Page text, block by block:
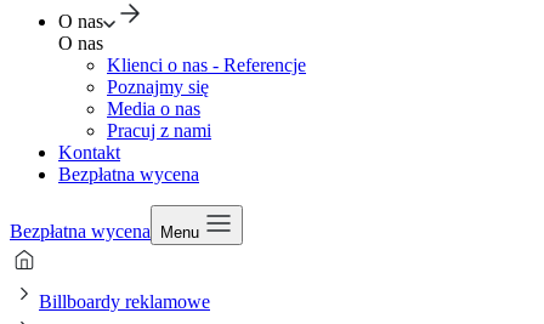
O nas
O nas
Klienci o nas - Referencje
Poznajmy się
Media o nas
Pracuj z nami
Kontakt
Bezpłatna wycena
Bezpłatna wycena Menu
Billboardy reklamowe